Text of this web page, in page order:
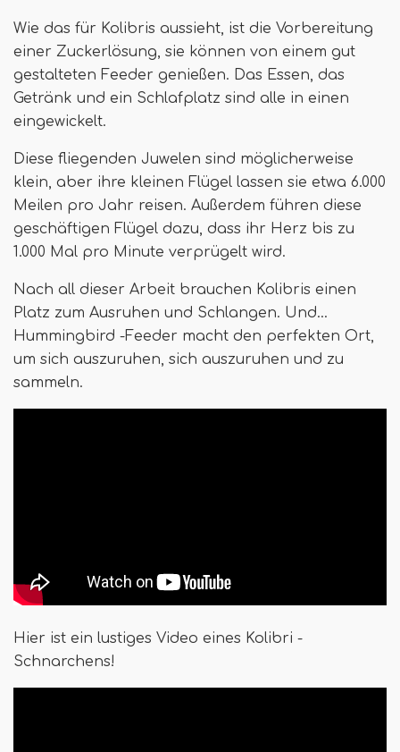
Wie das für Kolibris aussieht, ist die Vorbereitung
einer Zuckerlösung, sie können von einem gut
gestalteten Feeder genießen. Das Essen, das
Getränk und ein Schlafplatz sind alle in einen
eingewickelt.
Diese fliegenden Juwelen sind möglicherweise
klein, aber ihre kleinen Flügel lassen sie etwa 6.000
Meilen pro Jahr reisen. Außerdem führen diese
geschäftigen Flügel dazu, dass ihr Herz bis zu
1.000 Mal pro Minute verprügelt wird.
Nach all dieser Arbeit brauchen Kolibris einen
Platz zum Ausruhen und Schlangen. Und…
Hummingbird -Feeder macht den perfekten Ort,
um sich auszuruhen, sich auszuruhen und zu
sammeln.
Hier ist ein lustiges Video eines Kolibri -
Schnarchens!